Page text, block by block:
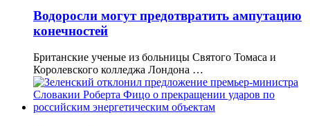
Водоросли могут предотвратить ампутацию
конечностей
Британские ученые из больницы Святого Томаса и
Королевского колледжа Лондона …